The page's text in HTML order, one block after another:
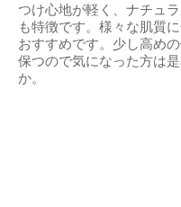
つけ心地が軽く、ナチュ
も特徴です。様々な肌質
おすすめです。少し高め
保つので気になった方は
か。